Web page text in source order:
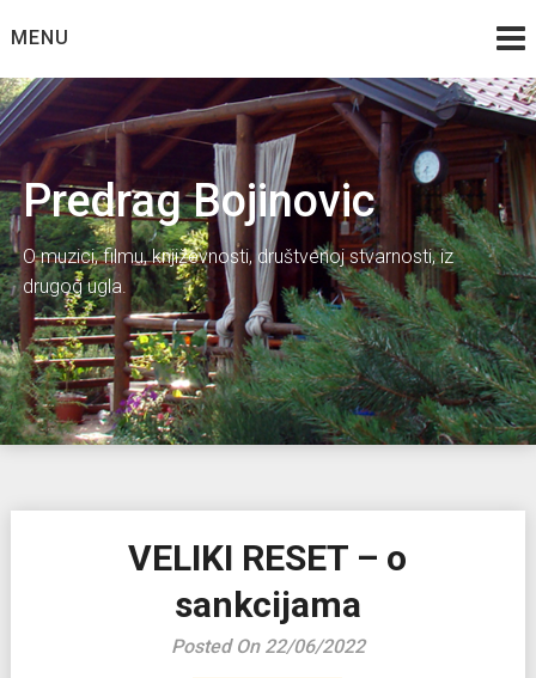
toMENU
Predrag Bojinovic
O muzici, filmu, književnosti, društvenoj stvarnosti, iz
drugog ugla.
VELIKI RESET – o
sankcijama
Posted On 22/06/2022